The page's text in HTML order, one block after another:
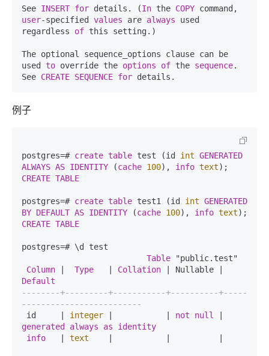
See INSERT for details. (In the COPY
user-specified values are always used
regardless of this setting.)
The optional sequence_options clause can be
used to override the options of the sequence.
See CREATE SEQUENCE for
例子
postgres=# create table test (id int GENERATED
ALWAYS AS IDENTITY (cache 100), info text
CREATE TABLE
postgres=# create table test1 (id int GENERATED
BY DEFAULT AS IDENTITY (cache 100), info text
CREATE TABLE
postgres=# \d test
Table "public.test"
Column
Type Collation
Default
--------+---------+-----------+----------+-----
-------------------------
id     | integer not null
generated
always as
identity
info
text